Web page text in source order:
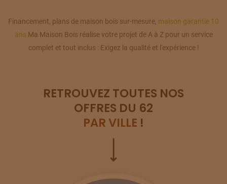
Financement, plans de maison bois sur-mesure, maison garantie 10
ansMa Maison Bois réalise votre projet de A à Z pour un service
complet et tout inclus : Exigez la qualité et l'expérience !
RETROUVEZ TOUTES NOS
OFFRES DU 62
PAR VILLE !